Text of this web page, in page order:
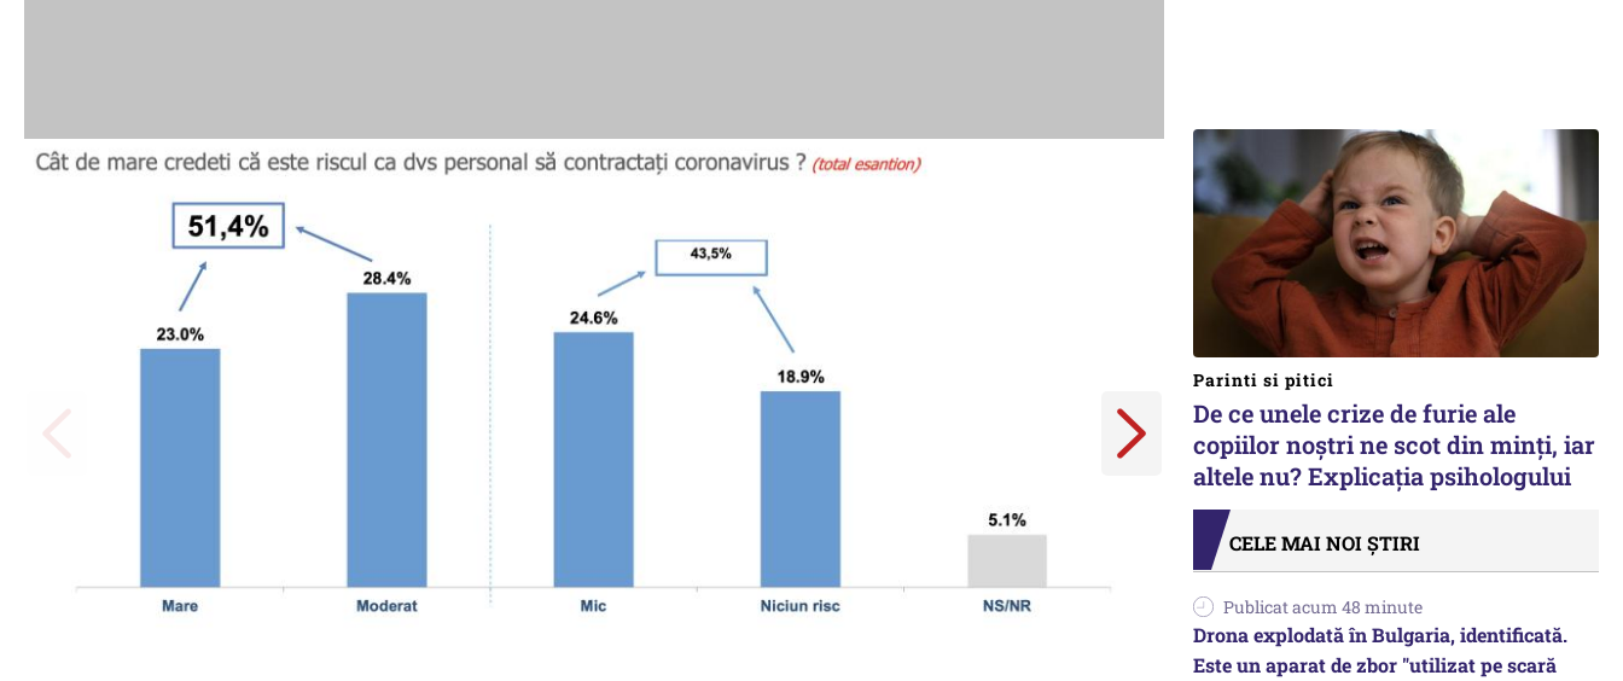
Parinti si pitici
De ce unele crize de furie ale
copiilor noștri ne scot din minți, iar
altele nu? Explicația psihologului
CELE MAI NOI ȘTIRI
Publicat acum 48 minute
Drona explodată în Bulgaria, identificată.
Este un aparat de zbor "utilizat pe scară